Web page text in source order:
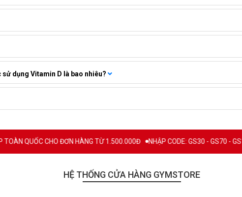
dụng Vitamin D là bao nhiêu?
QUỐC CHO ĐƠN HÀNG TỪ 1.500.000Đ NHẬP CODE: GS30 - GS70 - GS100
HỆ THỐNG CỬA HÀNG GYMSTORE